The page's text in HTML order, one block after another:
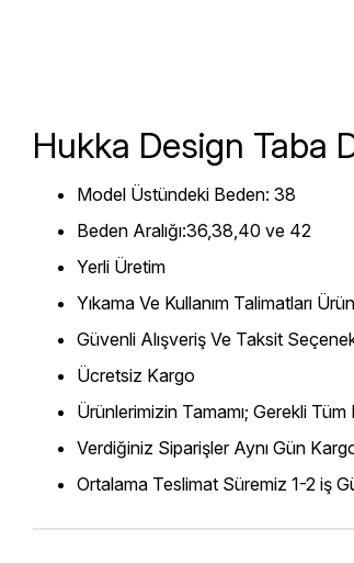
Hukka Design Taba
Model Üstündeki Beden: 38
Beden Aralığı:36,38,40 ve 42
Yerli Üretim
Yıkama Ve Kullanım Talimatları
Güvenli Alışveriş Ve Taksit
Ücretsiz Kargo
Ürünlerimizin Tamamı; Gerekli
Verdiğiniz Siparişler Aynı Gün
Ortalama Teslimat Süremiz 1-2 iş